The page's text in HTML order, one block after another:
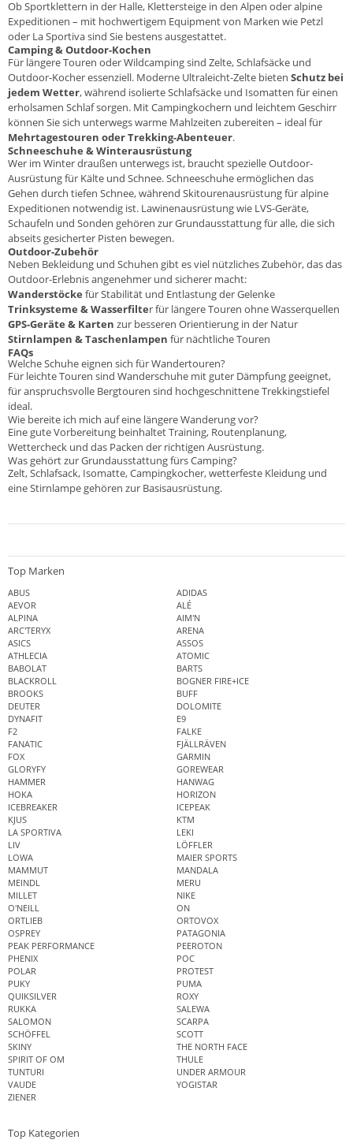
Ob Sportklettern in der Halle, Klettersteige in den Alpen oder alpine
Expeditionen – mit hochwertigem Equipment von Marken wie Petzl
oder La Sportivasind Sie bestens ausgestattet.
Camping & Outdoor-Kochen
Für längere Touren oder Wildcamping sind Zelte,Schlafsäcke und
Outdoor-Kocheressenziell. Moderne Ultraleicht-Zelte bieten Schutz bei
jedem Wetter, während isolierte Schlafsäcke und Isomatten für einen
erholsamen Schlaf sorgen. Mit Campingkochern und leichtem Geschirr
können Sie sich unterwegs warme Mahlzeiten zubereiten – ideal für
Mehrtagestouren oder Trekking-Abenteuer.
Schneeschuhe & Winterausrüstung
Wer im Winter draußen unterwegs ist, braucht spezielle Outdoor-
Ausrüstung für Kälte und Schnee.Schneeschuheermöglichen das
Gehen durch tiefen Schnee, während Skitourenausrüstungfür alpine
Expeditionen notwendig ist. Lawinenausrüstung wie LVS-Geräte,
Schaufeln und Sonden gehören zur Grundausstattung für alle, die sich
abseits gesicherter Pisten bewegen.
Outdoor-Zubehör
Neben Bekleidung und Schuhen gibt es viel nützliches Zubehör, das das
Outdoor-Erlebnis angenehmer und sicherer macht:
Wanderstöcke für Stabilität und Entlastung der Gelenke
Trinksysteme & Wasserfilter für längere Touren ohne Wasserquellen
GPS-Geräte & Karten zur besseren Orientierung in der Natur
Stirnlampen & Taschenlampen für nächtliche Touren
FAQs
Welche Schuhe eignen sich für Wandertouren?
Für leichte Touren sind Wanderschuhe mit guter Dämpfung geeignet,
für anspruchsvolle Bergtouren sind hochgeschnittene Trekkingstiefel
ideal.
Wie bereite ich mich auf eine längere Wanderung vor?
Eine gute Vorbereitung beinhaltet Training, Routenplanung,
Wettercheck und das Packen der richtigen Ausrüstung.
Was gehört zur Grundausstattung fürs Camping?
Zelt, Schlafsack, Isomatte, Campingkocher, wetterfeste Kleidung und
eine Stirnlampe gehören zur Basisausrüstung.
Top Marken
ABUS
ADIDAS
AEVOR
ALÉ
ALPINA
AIM'N
ARC'TERYX
ARENA
ASICS
ASSOS
ATHLECIA
ATOMIC
BABOLAT
BARTS
BLACKROLL
BOGNER FIRE+ICE
BROOKS
BUFF
DEUTER
DOLOMITE
DYNAFIT
E9
F2
FALKE
FANATIC
FJÄLLRÄVEN
FOX
GARMIN
GLORYFY
GOREWEAR
HAMMER
HANWAG
HOKA
HORIZON
ICEBREAKER
ICEPEAK
KJUS
KTM
LA SPORTIVA
LEKI
LIV
LÖFFLER
LOWA
MAIER SPORTS
MAMMUT
MANDALA
MEINDL
MERU
MILLET
NIKE
O'NEILL
ON
ORTLIEB
ORTOVOX
OSPREY
PATAGONIA
PEAK PERFORMANCE
PEEROTON
PHENIX
POC
POLAR
PROTEST
PUKY
PUMA
QUIKSILVER
ROXY
RUKKA
SALEWA
SALOMON
SCARPA
SCHÖFFEL
SCOTT
SKINY
THE NORTH FACE
SPIRIT OF OM
THULE
TUNTURI
UNDER ARMOUR
VAUDE
YOGISTAR
ZIENER
Top Kategorien